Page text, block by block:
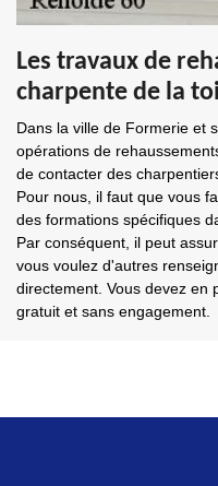
Les travaux de
charpente de la
Dans la ville de Formerie et
opérations de
de contacter des
Pour nous, il faut que vous
des formations spécifiques
Par conséquent, il peut
vous voulez d'autres
directement. Vous devez en
gratuit et sans engagement.